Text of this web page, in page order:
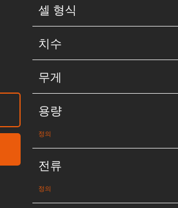
셀 형식
치수
무게
용량
정의
전류
정의